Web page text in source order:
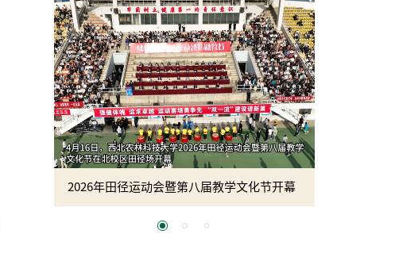
2026年田径运动会暨第八届教学文化节开幕